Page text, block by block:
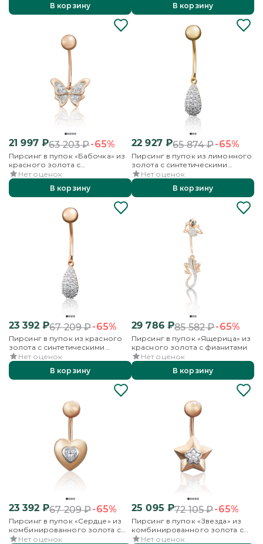
В корзину
В корзину
21 997₽63 203₽-65%
Пирсинг в пупок «Бабочка» из
красного золота с
синтетическими вставками
Нет оценок
В корзину
22 927₽65 874₽-65%
Пирсинг в пупок из лимонного
золота с синтетическими
вставками
Нет оценок
В корзину
23 392₽67 209₽-65%
Пирсинг в пупок из красного
золота с синтетическими
вставками
Нет оценок
В корзину
29 786₽85 582₽-65%
Пирсинг в пупок «Ящерица» из
красного золота с фианитами
Нет оценок
В корзину
23 392₽67 209₽-65%
Пирсинг в пупок «Сердце» из
комбинированного золота с
фианитом
Нет оценок
25 095 ₽72 105₽-65%
Пирсинг в пупок «Звезда» из
комбинированного золота с
фианитами
Нет оценок